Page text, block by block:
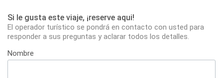
Si le gusta este viaje, ¡reserve aqui!
El operador turístico se pondrá en contacto con usted para
responder a sus preguntas y aclarar todos los detalles.
Nombre